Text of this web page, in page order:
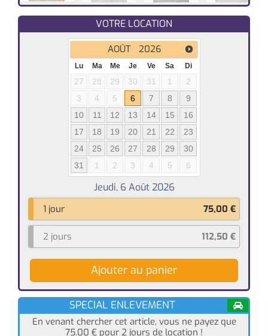
VOTRE LOCATION
AOÛT 2026
Lu Ma Me Je Ve Sa Di
27 28 29 30 31 1
2
3
4 5 6 7 8
9
10
11 12 13 14 15
16
17
18 19 20 21 22
23
24
25 26 27 28 29
30
31
1 2 3 4 5 6
1 jour 75,00 €
2 jours 112,50 €
Ajouter au panier
SPECIAL ENLEVEMENT
En venant chercher cet article, vous ne payez que
75.00 € pour 2 jours de location !